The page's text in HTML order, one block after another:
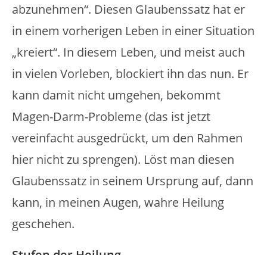
abzunehmen“. Diesen Glaubenssatz hat er
in einem vorherigen Leben in einer Situation
„kreiert“. In diesem Leben, und meist auch
in vielen Vorleben, blockiert ihn das nun. Er
kann damit nicht umgehen, bekommt
Magen-Darm-Probleme (das ist jetzt
vereinfacht ausgedrückt, um den Rahmen
hier nicht zu sprengen). Löst man diesen
Glaubenssatz in seinem Ursprung auf, dann
kann, in meinen Augen, wahre Heilung
geschehen.